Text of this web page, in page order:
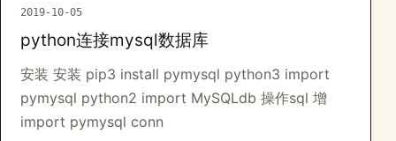
2019-10-05
python连接mysql数据库
安装 安装 pip3 install pymysql python3 import
pymysql python2 import MySQLdb 操作sql 增
import pymysql conn